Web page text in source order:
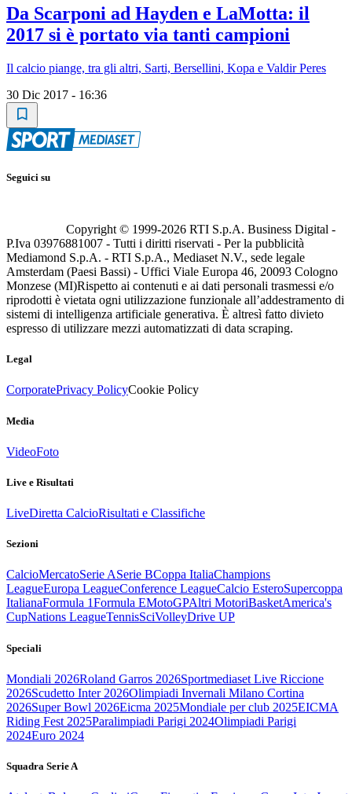
Da Scarponi ad Hayden e LaMotta: il
2017 si è portato via tanti campioni
Il calcio piange, tra gli altri, Sarti, Bersellini, Kopa e Valdir Peres
30 Dic 2017 - 16:36
Seguici su
Copyright © 1999-2026 RTI S.p.A. Business Digital -
P.Iva 03976881007 - Tutti i diritti riservati - Per la pubblicità
Mediamond S.p.A. - RTI S.p.A., Mediaset N.V., sede legale
Amsterdam (Paesi Bassi) - Uffici Viale Europa 46, 20093 Cologno
Monzese (MI)Rispetto ai contenuti e ai dati personali trasmessi e/o
riprodotti è vietata ogni utilizzazione funzionale all’addestramento di
sistemi di intelligenza artificiale generativa. È altresì fatto divieto
espresso di utilizzare mezzi automatizzati di data scraping.
Legal
CorporatePrivacy PolicyCookie Policy
Media
VideoFoto
Live e Risultati
LiveDiretta CalcioRisultati e Classifiche
Sezioni
CalcioMercatoSerie ASerie BCoppa ItaliaChampions
LeagueEuropa LeagueConference LeagueCalcio EsteroSupercoppa
ItalianaFormula 1Formula EMotoGPAltri MotoriBasketAmerica's
CupNations LeagueTennisSciVolleyDrive UP
Speciali
Mondiali 2026Roland Garros 2026Sportmediaset Live Riccione
2026Scudetto Inter 2026Olimpiadi Invernali Milano Cortina
2026Super Bowl 2026Eicma 2025Mondiale per club 2025EICMA
Riding Fest 2025Paralimpiadi Parigi 2024Olimpiadi Parigi
2024Euro 2024
Squadra Serie A